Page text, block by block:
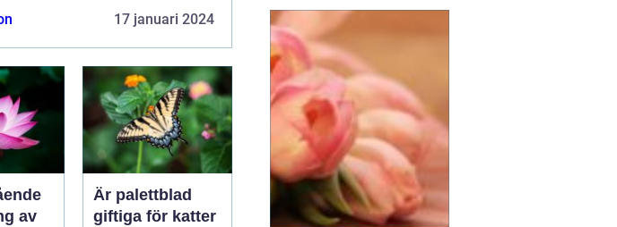
17 januari 2024
av
Är palettblad
giftiga för katter
populär bland
trädgårdsentusiaster och
växtälskare. Med sin
slående skönhet och
unika egenskaper har
dessa växter ...